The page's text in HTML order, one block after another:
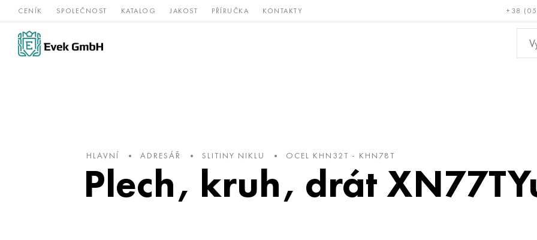
CENÍK SPOLEČNOST KATALOG JAKOST PŘÍRUČKA KONTAKTY +38
Slitiny
niklu
nerezová Vzácné a Bronz, měď,
HLAVNÍ ADRESÁŘ SLITINY NIKLU OCEL KHN32T - KHN78T
Plech, kruh, drát